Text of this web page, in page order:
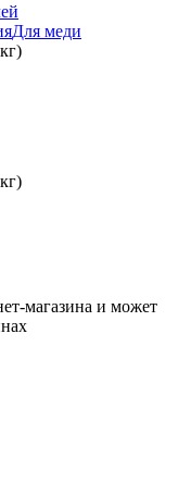
Для меди
магазина и может